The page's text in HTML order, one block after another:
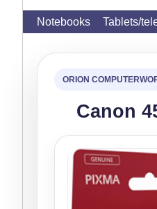
Notebooks Tablets/
Canon